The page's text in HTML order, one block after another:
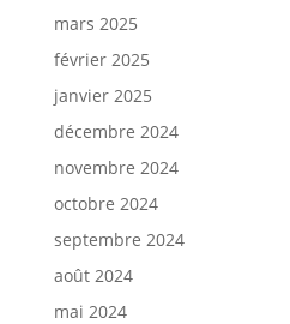
mars 2025
février 2025
janvier 2025
décembre 2024
novembre 2024
octobre 2024
septembre 2024
août 2024
mai 2024